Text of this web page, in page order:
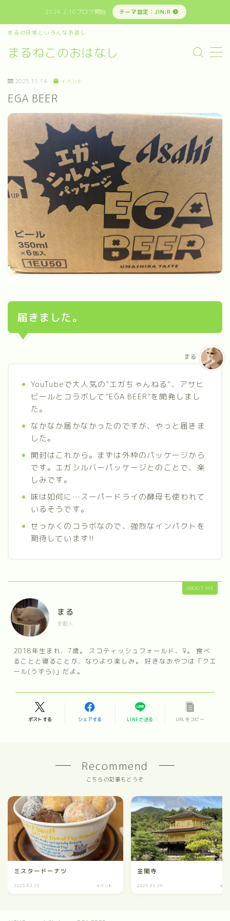
2024.2.10ブログ開始 テーマ設定：JIN:R
まるねこのおはなし
まるの日常といろんなお話し
MENU
お問い合わせ
プライバシーポリシー
免責事項その他
運営者情報
2025.11.14 イベント
EGA BEER
届きました。
YouTubeで大人気の”エガちゃんねる”、アサヒ
ビールとコラボして”EGA BEER”を開発しまし
た。
なかなか届かなかったのですが、やっと届きま
した。
開封はこれから。まずは外枠のパッケージから
です。エガシルバーパッケージとのことで、楽
しみです。
味は如何に…スーパードライの酵母も使われて
いるそうです。
せっかくのコラボなので、強烈なインパクトを
期待しています!!
まる
ABOUT ME
まる
支配人
2018年生まれ、7歳。 スコティッシュフォールド、♀。 食べ
ることと寝ることが、なりより楽しみ。 好きなおやつは「クエ
ール(うずら)」だよ。
ポストする シェアする LINEで送る URLをコピー
Recommend
こちらの記事もどうぞ
ミスタードーナツ
2025.02.15 イベント
金閣寺
2025.09.26 イベ